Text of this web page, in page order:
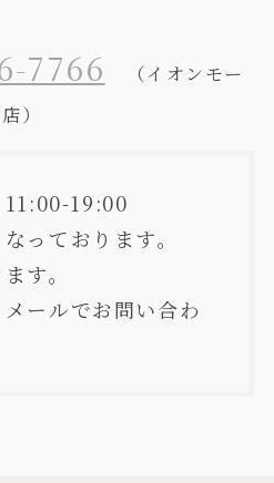
7766
（イオンモー
）
11:00-19:00
っております。
す。
ールでお問い合わ